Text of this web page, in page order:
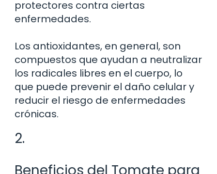
protectores contra ciertas
enfermedades.
Los antioxidantes, en general, son
compuestos que ayudan a neutralizar
los radicales libres en el cuerpo, lo
que puede prevenir el daño celular y
reducir el riesgo de enfermedades
crónicas.
2.